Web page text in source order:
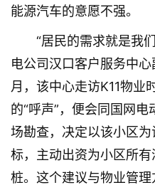
能源汽车的意愿不强。
“居民的需求就是我
电公司汉口客户服务中
月，该中心走访K11物业
的“呼声”，便会同国网
场勘查，决定以该小区为
标，主动出资为小区所
桩。这个建议与物业管